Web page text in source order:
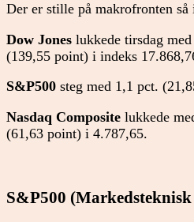
Der er stille på makrofronten så
Dow Jones lukkede tirsdag
(139,55 point) i indeks
S&P500 steg med 1,1 pct.
Nasdaq Composite lukkede
(61,63 point) i 4.787,65.
S&P500